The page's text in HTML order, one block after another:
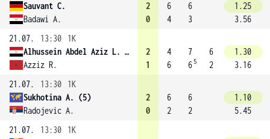
Sauvant C.
Badawi A.
2
0
6
4
6
3
1.25
3.56
21.07.
13:30
1K
Alhussein Abdel Aziz L. (3)
Azziz R.
2
1
4
6
7
6 5
6
2
1.30
3.16
21.07.
13:30
1K
Sukhotina A. (5)
Radojevic A.
2
0
6
2
6
2
1.10
5.45
21.07.
13:30
1K